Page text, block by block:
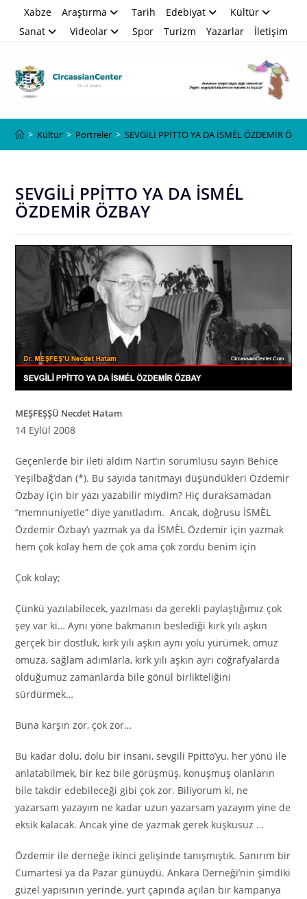
Xabze Araştırma Tarih Edebiyat
Kültür
Sanat
Videolar Spor Turizm Yazarlar İletişim
> Kültür > Portreler > SEVGİLİ PPİTTO YA DA İSMÉL ÖZDEMİR
SEVGİLİ PPİTTO YA DA İSMÉL
ÖZDEMİR ÖZBAY
MEŞFEŞŞÜ Necdet Hatam
14 Eylül 2008
Geçenlerde bir ileti aldım Nart’ın sorumlusu sayın Behice
Yeşilbağ’dan (*). Bu sayıda tanıtmayı düşündükleri Özdemir
Özbay için bir yazı yazabilir miydim? Hiç duraksamadan
“memnuniyetle” diye yanıtladım. Ancak, doğrusu İSMÈL
Özdemir Özbay’ı yazmak ya da İSMÈL Özdemir için yazmak
hem çok kolay hem de çok ama çok zordu benim için
Çok kolay;
Çünkü yazılabilecek, yazılması da gerekli paylaştığımız çok
şey var ki… Aynı yöne bakmanın beslediği kırk yılı aşkın
gerçek bir dostluk, kırk yılı aşkın aynı yolu yürümek, omuz
omuza, sağlam adımlarla, kırk yılı aşkın ayrı coğrafyalarda
olduğumuz zamanlarda bile gönül birlikteliğini
sürdürmek…
Buna karşın zor, çok zor…
Bu kadar dolu, dolu bir insanı, sevgili Ppitto’yu, her yönü ile
anlatabilmek, bir kez bile görüşmüş, konuşmuş olanların
bile takdir edebileceği gibi çok zor. Biliyorum ki, ne
yazarsam yazayım ne kadar uzun yazarsam yazayım yine de
eksik kalacak. Ancak yine de yazmak gerek kuşkusuz …
Özdemir ile derneğe ikinci gelişinde tanışmıştık. Sanırım bir
Cumartesi ya da Pazar günüydü. Ankara Derneği’nin şimdiki
güzel yapısının yerinde, yurt çapında açılan bir kampanya